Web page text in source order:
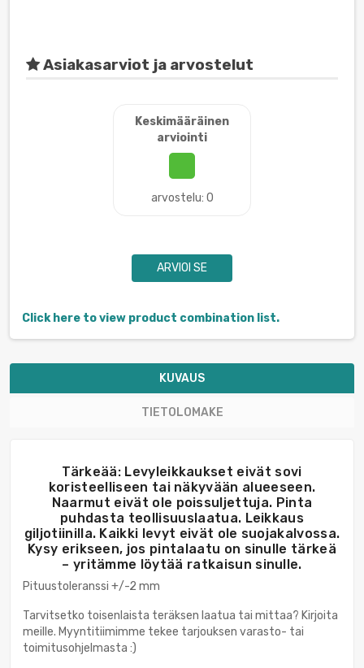
Asiakasarviot ja arvostelut
Keskimääräinen
arviointi
arvostelu: 0
ARVIOI SE
Click here to view product combination list.
KUVAUS
TIETOLOMAKE
Tärkeää: Levyleikkaukset eivät sovi
koristeelliseen tai näkyvään alueeseen.
Naarmut eivät ole poissuljettuja. Pinta
puhdasta teollisuuslaatua. Leikkaus
giljotiinilla. Kaikki levyt eivät ole suojakalvossa.
Kysy erikseen, jos pintalaatu on sinulle tärkeä
– yritämme löytää ratkaisun sinulle.
Pituustoleranssi +/-2 mm
Tarvitsetko toisenlaista teräksen laatua tai mittaa? Kirjoita
meille. Myyntitiimimme tekee tarjouksen varasto- tai
toimitusohjelmasta :)